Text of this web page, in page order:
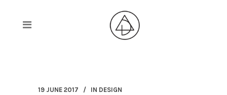
19 JUNE 2017 IN DESIGN